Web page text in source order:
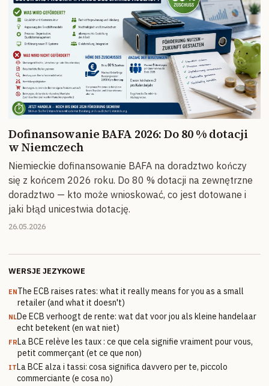
Dofinansowanie BAFA 2026: Do 80 % dotacji
w Niemczech
Niemieckie dofinansowanie BAFA na doradztwo kończy
się z końcem 2026 roku. Do 80 % dotacji na zewnętrzne
doradztwo — kto może wnioskować, co jest dotowane i
jaki błąd unicestwia dotację.
26.05.2026
WERSJE JEZYKOWE
ENThe ECB raises rates: what it really means for you as a small
retailer (and what it doesn't)
NLDe ECB verhoogt de rente: wat dat voor jou als kleine handelaar
echt betekent (en wat niet)
FRLa BCE relève les taux : ce que cela signifie vraiment pour vous,
petit commerçant (et ce que non)
ITLa BCE alza i tassi: cosa significa davvero per te, piccolo
commerciante (e cosa no)